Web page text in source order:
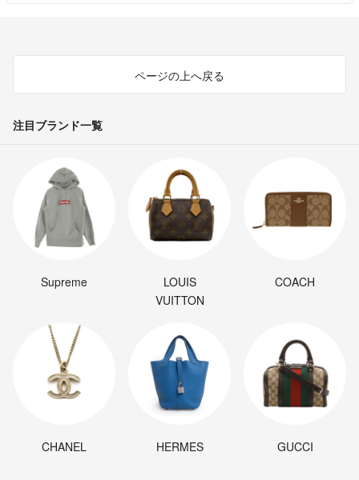
ページの上へ戻る
注目ブランド一覧
Supreme
LOUIS
VUITTON
COACH
CHANEL HERMES GUCCI